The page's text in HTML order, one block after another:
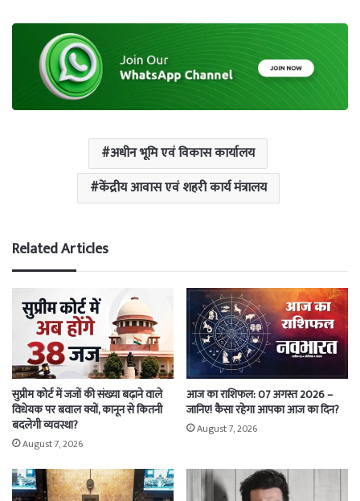
अधीन भूमि एवं विकास कार्यालय
केंद्रीय आवास एवं शहरी कार्य मंत्रालय
Related Articles
सुप्रीम कोर्ट में जजों की संख्या बढ़ाने वाले
विधेयक पर बवाल क्यों, कानून से कितनी
बदलेगी व्यवस्था?
August 7, 2026
आज का राशिफल: 07 अगस्त 2026 –
जानिए! कैसा रहेगा आपका आज का दिन?
August 7, 2026